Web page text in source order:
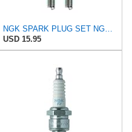
USD 15.95